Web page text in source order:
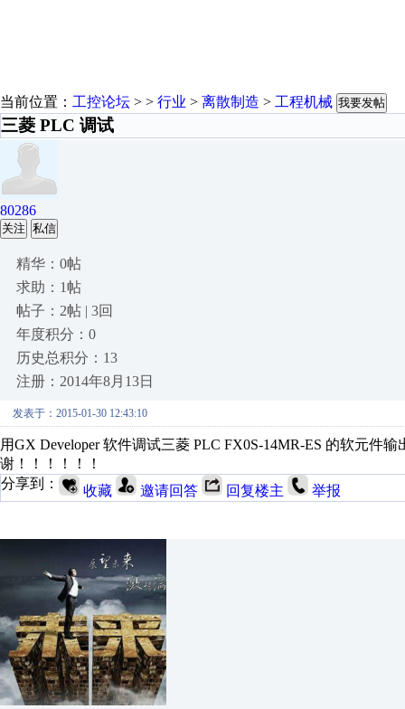
当前位置： 工控论坛 > > 行业 > 离散制造 > 工程机械 我要发帖
三菱 PLC 调试
80286
关注 私信
精华：0帖
求助：1帖
帖子：2帖 | 3回
年度积分：0
历史总积分：13
注册：2014年8月13日
发表于：2015-01-30 12:43:10
用GX Developer 软件调试三菱 PLC FX0S-14MR-ES 的软元件
谢！！！！！！
分享到：
收藏 邀请回答 回复楼主 举报